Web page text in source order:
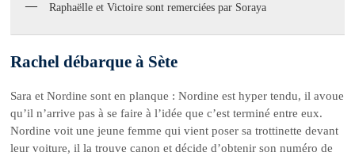
Raphaëlle et Victoire sont remerciées par Soraya
Rachel débarque à Sète
Sara et Nordine sont en planque : Nordine est hyper tendu, il avoue
qu’il n’arrive pas à se faire à l’idée que c’est terminé entre eux.
Nordine voit une jeune femme qui vient poser sa trottinette devant
leur voiture, il la trouve canon et décide d’obtenir son numéro de